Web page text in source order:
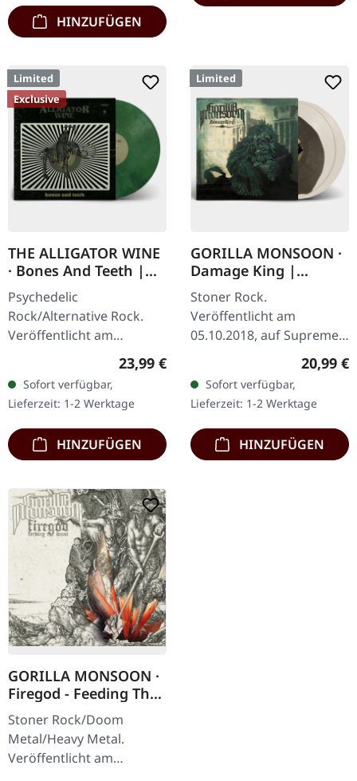
HINZUFÜGEN
Limited
Exclusive
THE ALLIGATOR WINE
· Bones And Teeth |
MARBLED LP
Psychedelic
Rock/Alternative Rock.
Veröffentlicht am
15.09.2023, auf Supreme
Chaos Records. SCR- und
Band-exklusive Auflage!
Transparent…
Regulärer Preis:
23,99 €
Sofort verfügbar,
Lieferzeit: 1-2 Werktage
HINZUFÜGEN
Limited
GORILLA MONSOON ·
Damage King |
BONE/BROWN 2LP
Stoner Rock.
Veröffentlicht am
05.10.2018, auf Supreme
Chaos Records. Doppel-
Vinyl creme-weiß mit
Braun in der Mitte,
limitiert auf nur 200
Exemplare…
20,99 €
Sofort verfügbar,
Lieferzeit: 1-2 Werktage
HINZUFÜGEN
GORILLA MONSOON ·
Firegod - Feeding The
Beast | CD
Stoner Rock/Doom
Metal/Heavy Metal.
Veröffentlicht am
11.05.2018, auf Supreme